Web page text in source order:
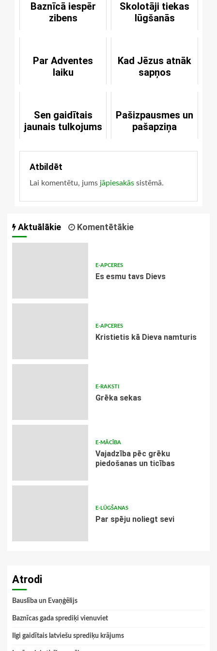
Baznīcā iespēr
zibens
Skolotāji tiekas
lūgšanās
Par Adventes
laiku
Kad Jēzus atnāk
sapņos
Sen gaidītais
jaunais tulkojums
Pašizpausmes un
pašapziņa
Atbildēt
Lai komentētu, jums jāpiesakās sistēmā.
Aktuālākie Komentētākie
E-APCERES
Es esmu tavs Dievs
E-APCERES
Kristietis kā Dieva namturis
E-RAKSTI
Grēka sekas
E-MĀCĪBA
Vajadzība pēc grēku
piedošanas un ticības
E-LŪGŠANAS
Par spēju noliegt sevi
Atrodi
Bauslība un Evaņģēlijs
Baznīcas gada sprediķi vienuviet
Ilgi gaidītais latviešu sprediķu krājums